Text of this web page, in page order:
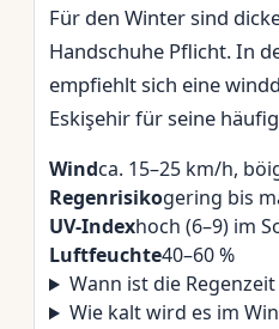
Für den Winter sind
Handschuhe Pflicht. In
empfiehlt sich eine
Eskişehir für seine
Windca. 15–25 km/h,
Regenrisikogering bis
UV-Indexhoch (6–9) im
Luftfeuchte40–60 %
Wann ist die
Wie kalt wird es im